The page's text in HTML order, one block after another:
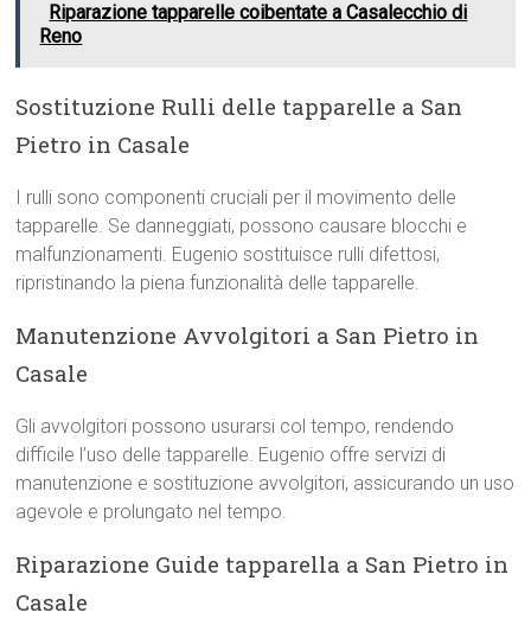
Riparazione tapparelle coibentate a Casalecchio di
Reno
Sostituzione Rulli delle tapparelle a San
Pietro in Casale
I rulli sono componenti cruciali per il movimento delle
tapparelle. Se danneggiati, possono causare blocchi e
malfunzionamenti. Eugenio sostituisce rulli difettosi,
ripristinando la piena funzionalità delle tapparelle.
Manutenzione Avvolgitori a San Pietro in
Casale
Gli avvolgitori possono usurarsi col tempo, rendendo
difficile l’uso delle tapparelle. Eugenio offre servizi di
manutenzione e sostituzione avvolgitori, assicurando un uso
agevole e prolungato nel tempo.
Riparazione Guide tapparella a San Pietro in
Casale